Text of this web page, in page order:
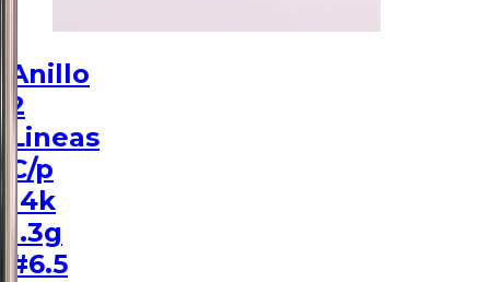
Anillo
2
Lineas
C/p
14k
1.3g
#6.5